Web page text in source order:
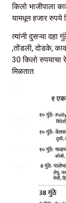
किलो भाजीपाला
यामधून हजार रुपये
त्यांनी दुसऱ्या
,तोंडली, दोडके,
30 किलो रुपयाचा
मिळतात.